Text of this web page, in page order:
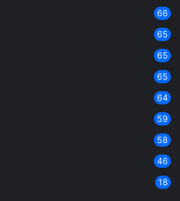
66
65
65
65
64
59
58
46
18